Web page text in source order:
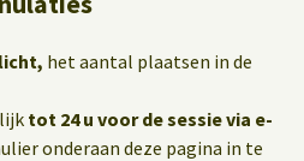
het aantal plaatsen in de
tot 24 u voor de sessie via e-
onderaan deze pagina in te